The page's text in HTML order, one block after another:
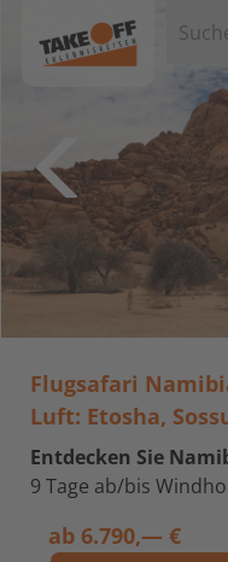
Flugsafari
Luft: Etosha,
Entdecken Sie
9 Tage ab/bis
ab 6.790,— €